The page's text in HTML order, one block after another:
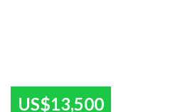
US$13,500